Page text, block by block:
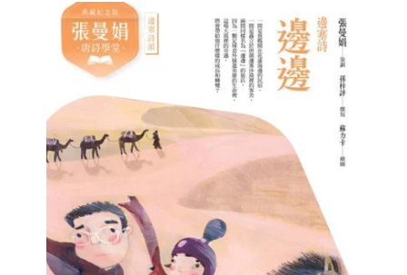
天天免運 美食蛋糕 養生保健 民生用品
居家生活 3C家電 運動休閒 親子玩具
化妝保養
日本購物 電子/紙本書